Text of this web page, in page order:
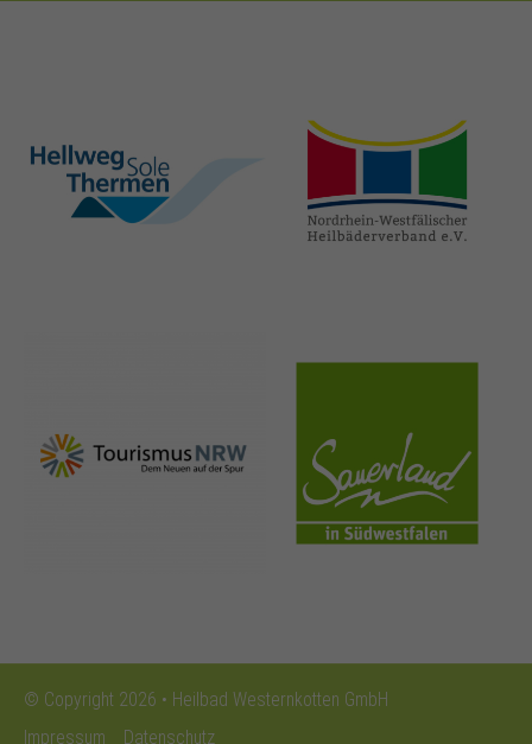
hellweg-sole-
thermen.de
heilbaeder.de
nrw-
tourismus.de
sauerland.co
m
© Copyright 2026 • Heilbad Westernkotten GmbH
Impressum
Datenschutz